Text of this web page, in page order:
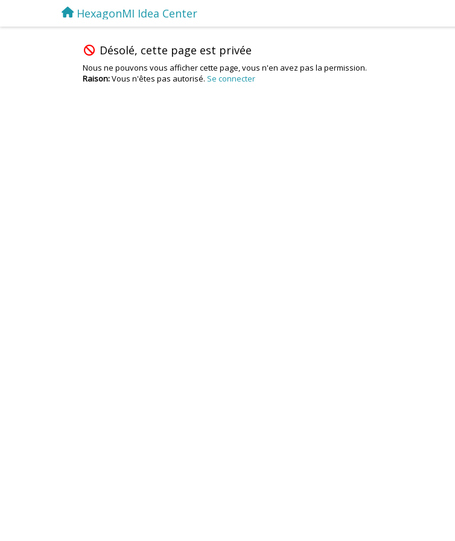
HexagonMI Idea Center
Désolé, cette page est privée
Nous ne pouvons vous afficher cette page, vous n'en avez pas la permission.
Raison:Vous n'êtes pas autorisé. Se connecter